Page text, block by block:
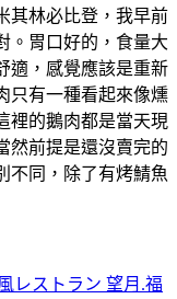
其林必比登，我早前
。胃口好的，食量大
適，感覺應該是重新
只有一種看起來像燻
裡的鵝肉都是當天現
然前提是還沒賣完的
不同，除了有烤鯖魚
レストラン 望月.福